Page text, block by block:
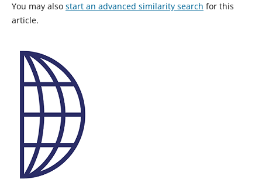
You may also start an advanced similarity search for this
article.